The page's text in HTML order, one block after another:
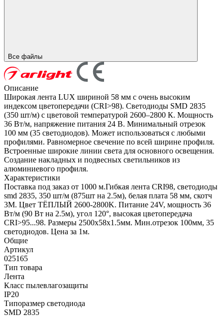
Все файлы
Описание
Широкая лента LUX шириной 58 мм с очень высоким
индексом цветопередачи (CRI>98). Светодиоды SMD 2835
(350 шт/м) с цветовой температурой 2600–2800 К. Мощность
36 Вт/м, напряжение питания 24 В. Минимальный отрезок
100 мм (35 светодиодов). Может использоваться с любыми
профилями. Равномерное свечение по всей ширине профиля.
Встроенные широкие линии света для основного освещения.
Создание накладных и подвесных светильников из
алюминиевого профиля.
Характеристики
Поставка под заказ от 1000 м.Гибкая лента CRI98, светодиоды
smd 2835, 350 шт/м (875шт на 2.5м), белая плата 58 мм, скотч
3М. Цвет ТЁПЛЫЙ 2600-2800K. Питание 24V, мощность 36
Вт/м (90 Вт на 2.5м), угол 120°, высокая цветопередача
CRI>95...98. Размеры 2500х58x1.5мм. Мин.отрезок 100мм, 35
светодиодов. Цена за 1м.
Общие
Артикул
025165
Тип товара
Лента
Класс пылевлагозащиты
IP20
Типоразмер светодиода
SMD 2835